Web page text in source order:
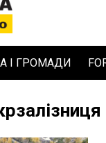
І ГРОМАДИ